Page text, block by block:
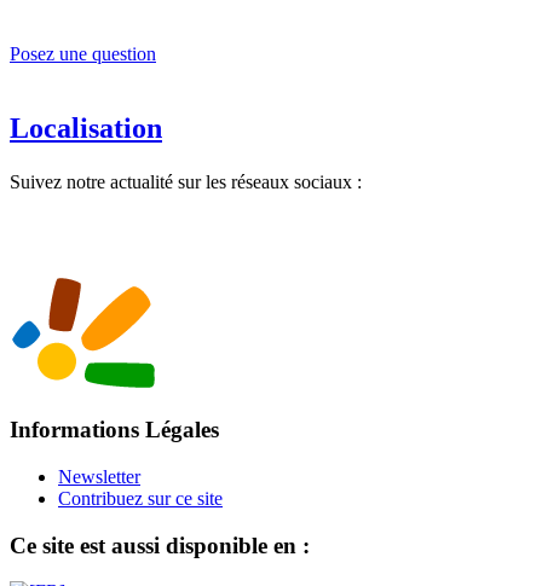
Posez une question
Localisation
Suivez notre actualité sur les réseaux sociaux :
Informations Légales
Newsletter
Contribuez sur ce site
Ce site est aussi disponible en :